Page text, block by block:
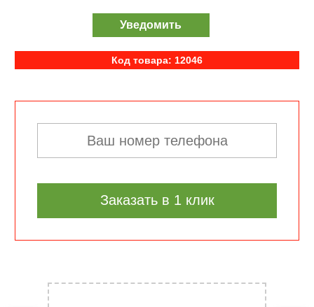
Уведомить
Код товара: 12046
Заказать в 1 клик